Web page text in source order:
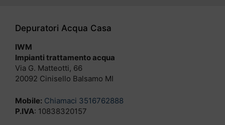
Depuratori Acqua Casa
IWM
Impianti trattamento acqua
Via G. Matteotti, 66
20092 Cinisello Balsamo MI
Mobile: Chiamaci 3516762888
P.IVA: 10838320157